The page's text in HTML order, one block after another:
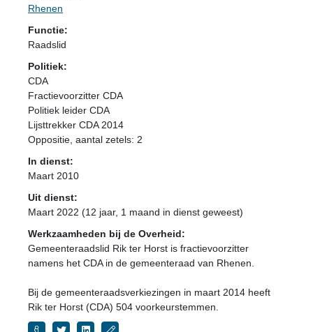
Rhenen
Functie:
Raadslid
Politiek:
CDA
Fractievoorzitter CDA
Politiek leider CDA
Lijsttrekker CDA 2014
Oppositie , aantal zetels: 2
In dienst:
Maart 2010
Uit dienst:
Maart 2022 (12 jaar, 1 maand in dienst geweest)
Werkzaamheden bij de Overheid:
Gemeenteraadslid Rik ter Horst is fractievoorzitter
namens het CDA in de gemeenteraad van Rhenen.
Bij de gemeenteraadsverkiezingen in maart 2014 heeft
Rik ter Horst (CDA) 504 voorkeurstemmen.